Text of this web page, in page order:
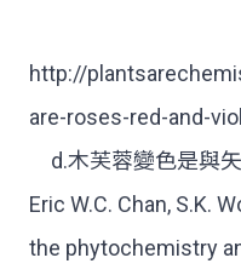
http://
are-roses-red-and-
d.木芙蓉變色是與
Eric W.C. Chan, S.K.
the phytochemistry